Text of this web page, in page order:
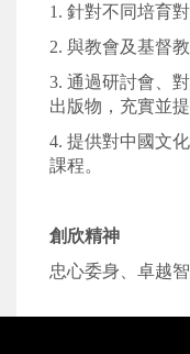
1. 針對不同培育
2. 與教會及基督
3. 通過研討會、
出版物，充實並
4. 提供對中國文
課程。
創欣精神
忠心委身、卓越